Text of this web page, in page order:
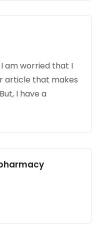
am worried that I
article that makes
I have a